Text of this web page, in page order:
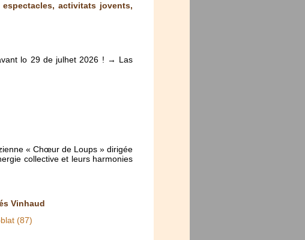
activitats jovents,
lo 29 de julhet 2026 ! → Las
« Chœur de Loups » dirigée
collective et leurs harmonies
Vinhaud
(87)